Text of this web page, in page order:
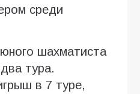
среди
шахматиста
тура.
в 7 туре,